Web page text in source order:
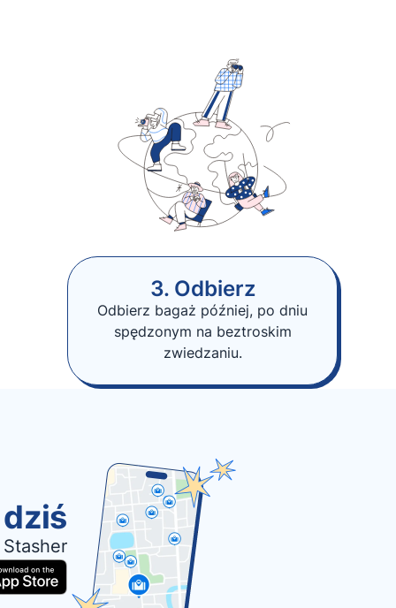
3. Odbierz
Odbierz bagaż później, po dniu
spędzonym na beztroskim
zwiedzaniu.